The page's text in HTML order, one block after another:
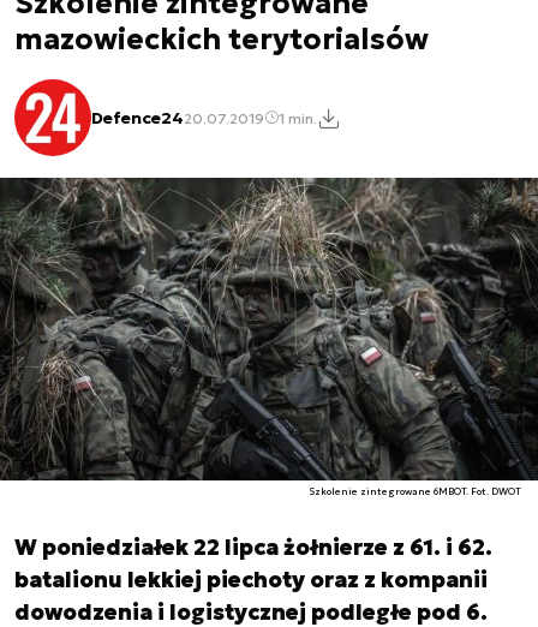
mazowieckich terytorialsów
Defence2420.07.2019 1 min.
Szkolenie zintegrowane 6MBOT. Fot. DWOT
W poniedziałek 22 lipca żołnierze z 61. i 62.
batalionu lekkiej piechoty oraz z kompanii
dowodzenia i logistycznej podległe pod 6.